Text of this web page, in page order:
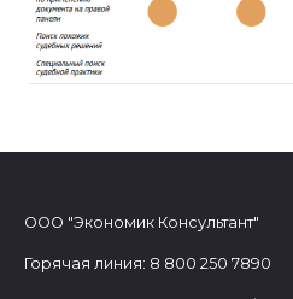
ООО "Экономик Консультант"
Горячая линия: 8 800 250 7890